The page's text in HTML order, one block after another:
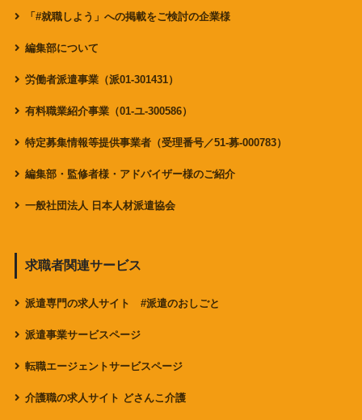
「#就職しよう」への掲載をご検討の企業様
編集部について
労働者派遣事業（派01-301431）
有料職業紹介事業（01-ユ-300586）
特定募集情報等提供事業者（受理番号／51-募-000783）
編集部・監修者様・アドバイザー様のご紹介
一般社団法人 日本人材派遣協会
求職者関連サービス
派遣専門の求人サイト #派遣のおしごと
派遣事業サービスページ
転職エージェントサービスページ
介護職の求人サイト どさんこ介護